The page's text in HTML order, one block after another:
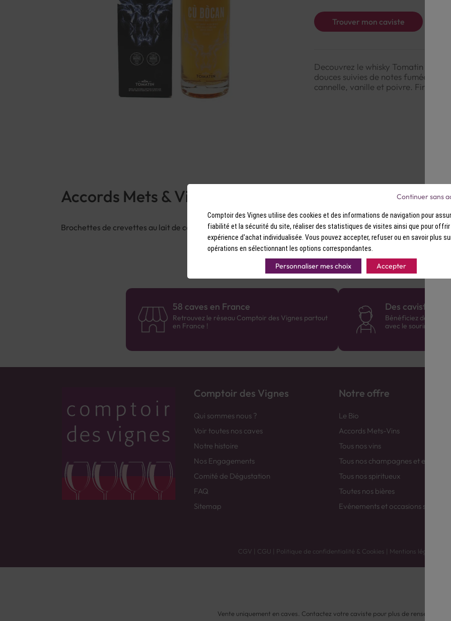
Trouver mon caviste
Decouvrez le whisky Tomatin Cu
douces suivies de notes fumées et
cannelle, vanille et poivre. Finale :
Accords Mets & Vins
Brochettes de crevettes au lait de coco.
58 caves en France
Retrouvez le réseau Comptoir des Vignes partout
en France !
Des cavistes à
Bénéficiez de
avec le sourire :)
Comptoir des Vignes
Qui sommes nous ?
Voir toutes nos caves
Notre histoire
Nos Engagements
Comité de Dégustation
FAQ
Sitemap
Notre offre
Le Bio
Accords Mets-Vins
Tous nos vins
Tous nos champagnes et
Tous nos spiritueux
Toutes nos bières
Evénements et occasions spéciales
CGV | CGU | Politique de confidentialité & Cookies | Mentions légales
Vente uniquement en caves. Contactez votre caviste pour plus de
Comptoir des Vignes utilise des cookies et des informations de navigation pour
fiabilité et la sécurité du site, réaliser des statistiques de visites ainsi que pour offrir
expérience d'achat individualisée. Vous pouvez accepter, refuser ou en savoir plus
opérations en sélectionnant les options correspondantes.
Personnaliser mes choix Accepter
Continuer sans